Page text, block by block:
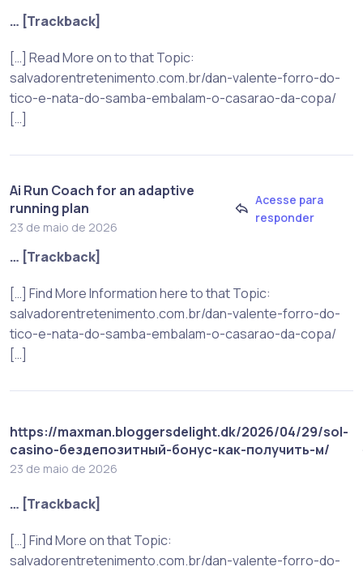
… [Trackback]
[…] Read More on to that Topic:
salvadorentretenimento.com.br/dan-valente-forro-do-
tico-e-nata-do-samba-embalam-o-casarao-da-copa/
[…]
Ai Run Coach for an adaptive
running plan
23 de maio de 2026
Acesse para
responder
… [Trackback]
[…] Find More Information here to that Topic:
salvadorentretenimento.com.br/dan-valente-forro-do-
tico-e-nata-do-samba-embalam-o-casarao-da-copa/
[…]
https://maxman.bloggersdelight.dk/2026/04/29/sol-
casino-бездепозитный-бонус-как-получить-м/
23 de maio de 2026
… [Trackback]
[…] Find More on that Topic:
salvadorentretenimento.com.br/dan-valente-forro-do-